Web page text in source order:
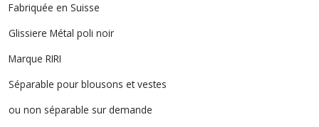
Fabriquée en Suisse
Glissiere Métal poli noir
Marque RIRI
Séparable pour blousons et vestes
ou non séparable sur demande